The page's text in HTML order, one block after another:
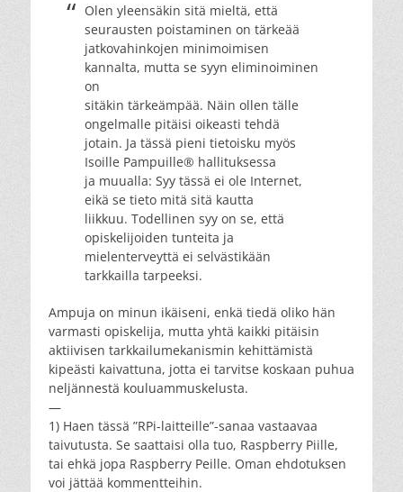
Olen yleensäkin sitä mieltä, että
seurausten poistaminen on tärkeää
jatkovahinkojen minimoimisen
kannalta, mutta se syyn eliminoiminen
on
sitäkin tärkeämpää. Näin ollen tälle
ongelmalle pitäisi oikeasti tehdä
jotain. Ja tässä pieni tietoisku myös
Isoille Pampuille® hallituksessa
ja muualla: Syy tässä ei ole Internet,
eikä se tieto mitä sitä kautta
liikkuu. Todellinen syy on se, että
opiskelijoiden tunteita ja
mielenterveyttä ei selvästikään
tarkkailla tarpeeksi.
Ampuja on minun ikäiseni, enkä tiedä oliko hän
varmasti opiskelija, mutta yhtä kaikki pitäisin
aktiivisen tarkkailumekanismin kehittämistä
kipeästi kaivattuna, jotta ei tarvitse koskaan puhua
neljännestä kouluammuskelusta.
—
1) Haen tässä ”RPi-laitteille”-sanaa vastaavaa
taivutusta. Se saattaisi olla tuo, Raspberry Piille,
tai ehkä jopa Raspberry Peille. Oman ehdotuksen
voi jättää kommentteihin.